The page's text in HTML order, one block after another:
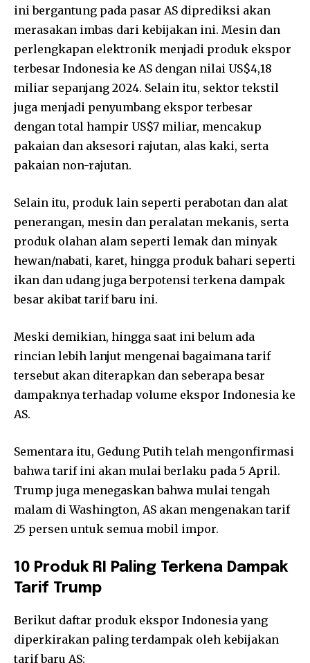
ini bergantung pada pasar AS diprediksi akan
merasakan imbas dari kebijakan ini. Mesin dan
perlengkapan elektronik menjadi produk ekspor
terbesar Indonesia ke AS dengan nilai US$4,18
miliar sepanjang 2024. Selain itu, sektor tekstil
juga menjadi penyumbang ekspor terbesar
dengan total hampir US$7 miliar, mencakup
pakaian dan aksesori rajutan, alas kaki, serta
pakaian non-rajutan.
Selain itu, produk lain seperti perabotan dan alat
penerangan, mesin dan peralatan mekanis, serta
produk olahan alam seperti lemak dan minyak
hewan/nabati, karet, hingga produk bahari seperti
ikan dan udang juga berpotensi terkena dampak
besar akibat tarif baru ini.
Meski demikian, hingga saat ini belum ada
rincian lebih lanjut mengenai bagaimana tarif
tersebut akan diterapkan dan seberapa besar
dampaknya terhadap volume ekspor Indonesia ke
AS.
Sementara itu, Gedung Putih telah mengonfirmasi
bahwa tarif ini akan mulai berlaku pada 5 April.
Trump juga menegaskan bahwa mulai tengah
malam di Washington, AS akan mengenakan tarif
25 persen untuk semua mobil impor.
10 Produk RI Paling Terkena Dampak
Tarif Trump
Berikut daftar produk ekspor Indonesia yang
diperkirakan paling terdampak oleh kebijakan
tarif baru AS: